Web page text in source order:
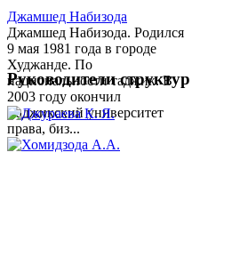
Джамшед Набизода
Джамшед Набизода. Родился
9 мая 1981 года в городе
Худжанде. По
национальности таджик. В
2003 году окончил
Таджикский университет
права, биз...
Руководители структур